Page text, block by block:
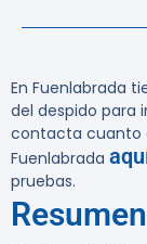
En Fuenlabrada
del despido para
contacta cuanto
Fuenlabrada
pruebas.